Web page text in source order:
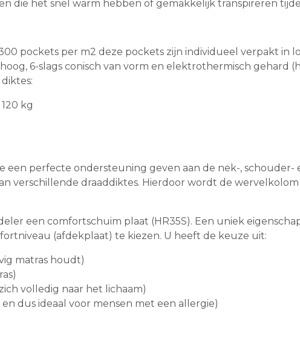
die het snel warm hebben of gemakkelijk transpireren
pockets per m2 deze pockets zijn individueel verpakt in
6-slags conisch van vorm en elektrothermisch gehard
kg
een perfecte ondersteuning geven aan de nek-, schouder-
verschillende draaddiktes. Hierdoor wordt de wervelkolom
een comfortschuim plaat (HR35S). Een uniek
(afdekplaat) te kiezen. U heeft de keuze uit:
matras houdt)
volledig naar het lichaam)
dus ideaal voor mensen met een allergie)